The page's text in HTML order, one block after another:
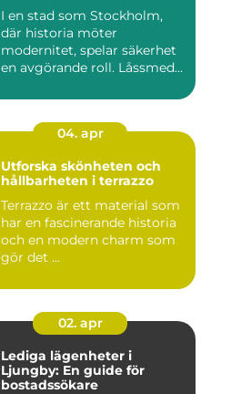
I en stad som Stockholm,
där historia möter
modernitet, spelar säkerhet
en avgörande roll. Låssmed
04. apr
Utforska skönheten och
hållbarheten i terrazzo
Terrazzo är ett material som
har en fascinerande historia
och en modern charm som
gör det ...
02. apr
Lediga lägenheter i
Ljungby: En guide för
bostadssökare